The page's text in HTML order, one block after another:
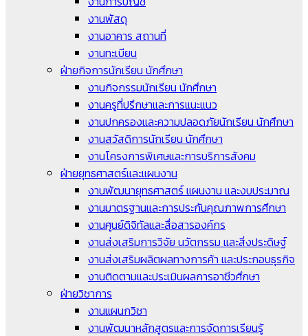
งานพัสดุ
งานอาคาร สถานที่
งานทะเบียน
ฝ่ายกิจการนักเรียน นักศึกษา
งานกิจกรรมนักเรียน นักศึกษา
งานครูที่ปรึกษาและการแนะแนว
งานปกครองและความปลอดภัยนักเรียน นักศึกษา
งานสวัสดิการนักเรียน นักศึกษา
งานโครงการพิเศษและการบริการสังคม
ฝ่ายยุทธศาสตร์และแผนงาน
งานพัฒนายุทธศาสตร์ แผนงาน และงบประมาณ
งานมาตรฐานและการประกันคุณภาพการศึกษา
งานศูนย์ดิจิทัลและสื่อสารองค์กร
งานส่งเสริมการวิจัย นวัตกรรม และสิ่งประดิษฐ์
งานส่งเสริมผลิตผลทางการค้า และประกอบธุรกิจ
งานติดตามและประเมินผลการอาชีวศึกษา
ฝ่ายวิชาการ
งานแผนกวิชา
งานพัฒนาหลักสูตรและการจัดการเรียนรู้